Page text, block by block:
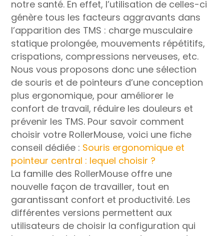
notre santé. En effet, l’utilisation de celles-ci
génère tous les facteurs aggravants dans
l’apparition des TMS : charge musculaire
statique prolongée, mouvements répétitifs,
crispations, compressions nerveuses, etc.
Nous vous proposons donc une sélection
de souris et de pointeurs d’une conception
plus ergonomique, pour améliorer le
confort de travail, réduire les douleurs et
prévenir les TMS. Pour savoir comment
choisir votre RollerMouse, voici une fiche
conseil dédiée : Souris ergonomique et
pointeur central : lequel choisir ?
La famille des RollerMouse offre une
nouvelle façon de travailler, tout en
garantissant confort et productivité. Les
différentes versions permettent aux
utilisateurs de choisir la configuration qui